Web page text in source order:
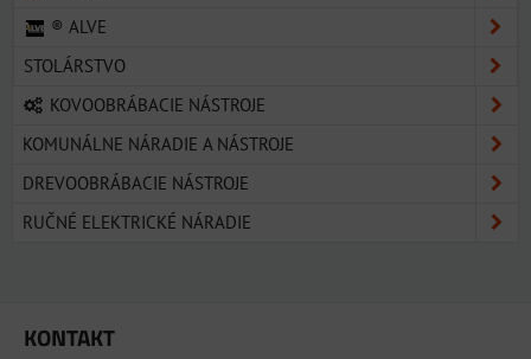
® ALVE
STOLÁRSTVO
KOVOOBRÁBACIE NÁSTROJE
KOMUNÁLNE NÁRADIE A NÁSTROJE
DREVOOBRÁBACIE NÁSTROJE
RUČNÉ ELEKTRICKÉ NÁRADIE
KONTAKT